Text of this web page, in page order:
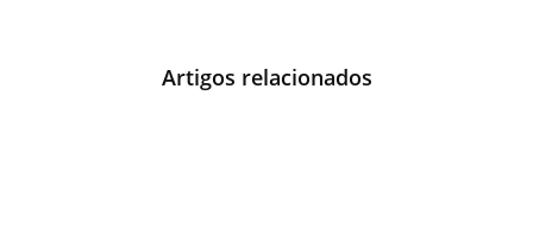
Artigos relacionados